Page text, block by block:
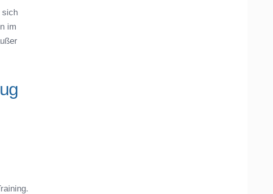
sich
im